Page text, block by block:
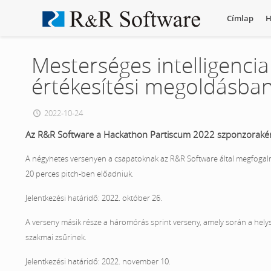
Címlap
Mesterséges
értékesítési
2022-10-24
Az R&R Software a Hackathon Partiscum 2022
A négyhetes versenyen a csapatoknak az R&R Software által
20 perces pitch-ben előadniuk.
Jelentkezési határidő: 2022. október 26.
A verseny másik része a háromórás sprint verseny, amely során a
szakmai zsűrinek.
Jelentkezési határidő: 2022. november 10.